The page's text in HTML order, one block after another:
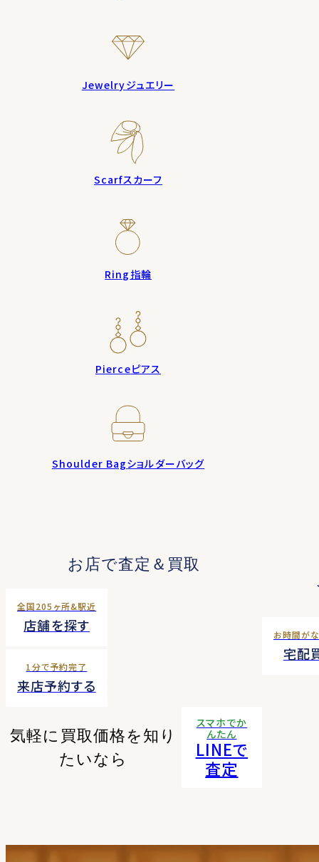
Jewelryジュエリー
Scarfスカーフ
Ring 指輪
Pierceピアス
Shoulder Bagショルダーバッグ
お店で査定＆買取
全国205ヶ所&駅近
店舗を探す
1分で予約完了
来店予約する
お時間が
宅配
気軽に買取価格を知り
たいなら
スマホでか
んたん
LINEで
査定